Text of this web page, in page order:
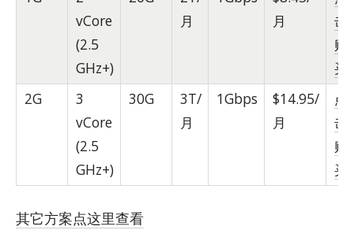
vCore
(2.5
GHz+)
月
月
击
购
买
2G
3
vCore
(2.5
GHz+)
30G
3T/
月
1Gbps
$14.95/
月
点
击
购
买
其它方案点这里查看